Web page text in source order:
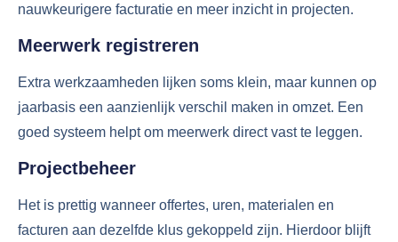
nauwkeurigere facturatie en meer inzicht in projecten.
Meerwerk registreren
Extra werkzaamheden lijken soms klein, maar kunnen op
jaarbasis een aanzienlijk verschil maken in omzet. Een
goed systeem helpt om meerwerk direct vast te leggen.
Projectbeheer
Het is prettig wanneer offertes, uren, materialen en
facturen aan dezelfde klus gekoppeld zijn. Hierdoor blijft